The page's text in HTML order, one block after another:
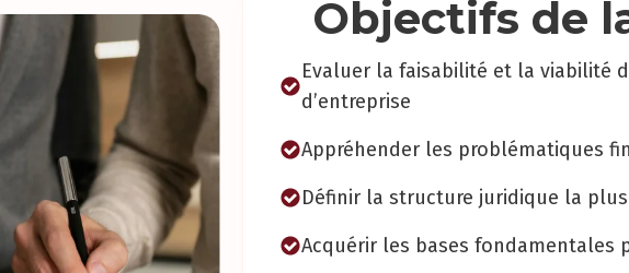
Objectifs de
Evaluer la faisabilité et la viabilité
d’entreprise
Appréhender les problématiques
Définir la structure juridique la
Acquérir les bases fondamentales